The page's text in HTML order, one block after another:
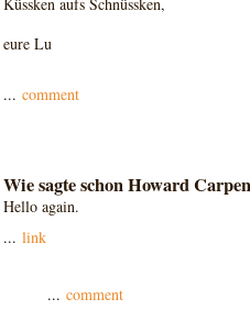
eure Lu
... comment
Wie sagte schon Howard
Hello again.
... link
... comment